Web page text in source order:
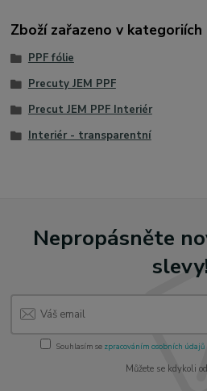
Zboží zařazeno v kategoriích
PPF fólie
Precuty JEM PPF
Precut JEM PPF Interiér
Interiér - transparentní
Nepropásněte
Souhlasím se zpracováním osobních údajů
Můžete se kdykoli